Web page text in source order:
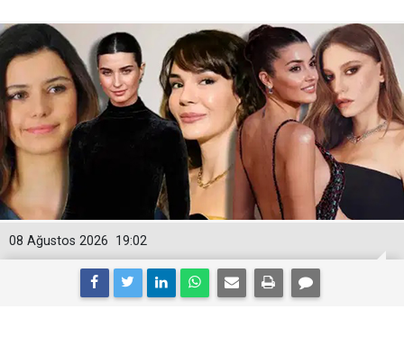
19:02
08 Ağustos 2026